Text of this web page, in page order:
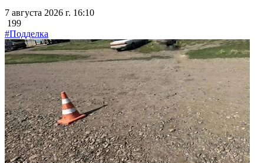
7 августа 2026 г. 16:10
199
#Подделка